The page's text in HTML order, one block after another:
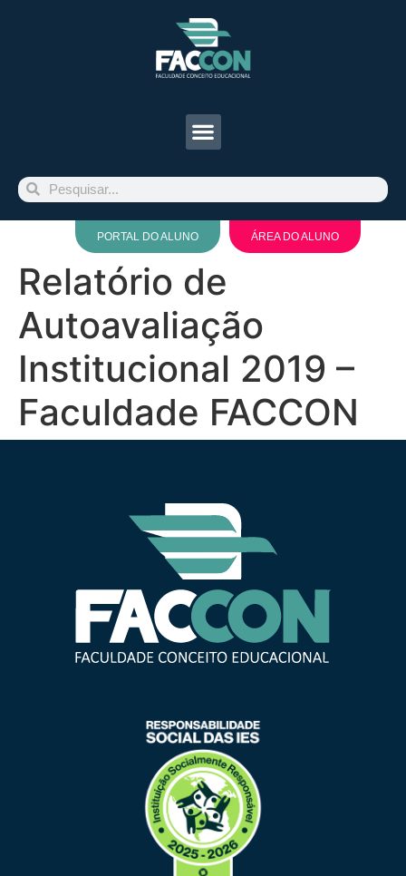
PORTAL DO ALUNO ÁREA DO ALUNO
Relatório de
Autoavaliação
Institucional 2019 –
Faculdade FACCON